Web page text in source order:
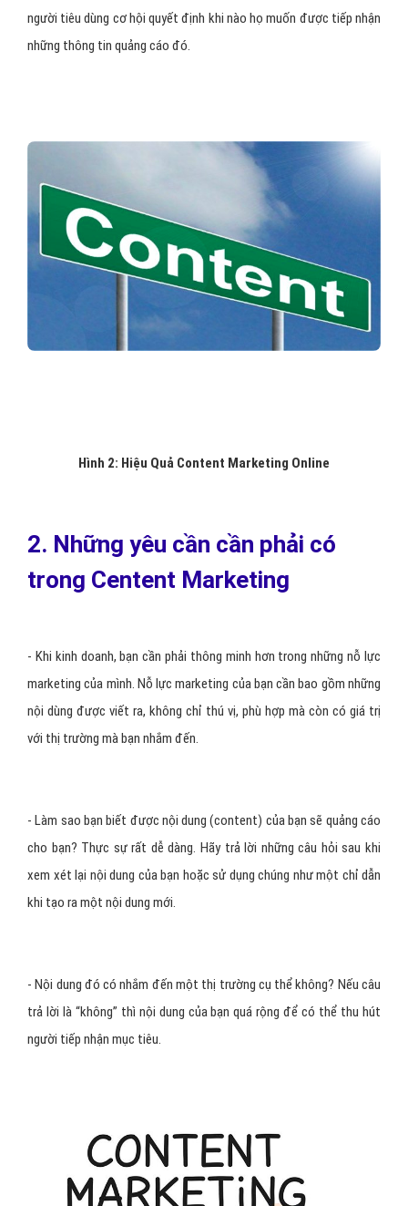
người tiêu dùng cơ hội quyết định khi nào họ muốn được tiếp nhận
những thông tin quảng cáo đó.
Hình 2: Hiệu Quả Content Marketing Online
2. Những yêu cần cần phải có
trong Centent Marketing
- Khi kinh doanh, bạn cần phải thông minh hơn trong những nỗ lực
marketing của mình. Nỗ lực marketing của bạn cần bao gồm những
nội dùng được viết ra, không chỉ thú vị, phù hợp mà còn có giá trị
với thị trường mà bạn nhắm đến.
- Làm sao bạn biết được nội dung (content) của bạn sẽ quảng cáo
cho bạn? Thực sự rất dễ dàng. Hãy trả lời những câu hỏi sau khi
xem xét lại nội dung của bạn hoặc sử dụng chúng như một chỉ dẫn
khi tạo ra một nội dung mới.
- Nội dung đó có nhắm đến một thị trường cụ thể không? Nếu câu
trả lời là “không” thì nội dung của bạn quá rộng để có thể thu hút
người tiếp nhận mục tiêu.